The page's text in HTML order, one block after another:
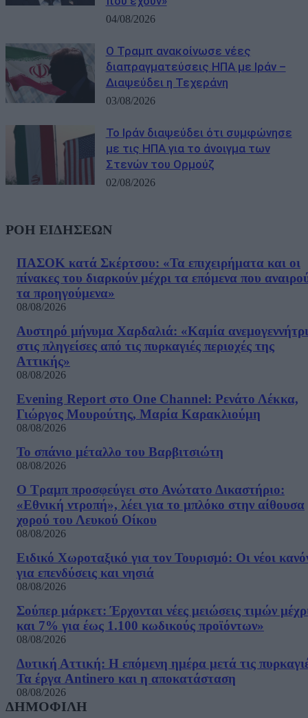
04/08/2026
Ο Τραμπ ανακοίνωσε νέες
διαπραγματεύσεις ΗΠΑ με Ιράν –
Διαψεύδει η Τεχεράνη
03/08/2026
Το Ιράν διαψεύδει ότι συμφώνησε
με τις ΗΠΑ για το άνοιγμα των
Στενών του Ορμούζ
02/08/2026
ΡΟΗ ΕΙΔΗΣΕΩΝ
ΠΑΣΟΚ κατά Σκέρτσου: «Τα επιχειρήματα και οι
πίνακες του διαρκούν μέχρι τα επόμενα που
τα προηγούμενα»
08/08/2026
Αυστηρό μήνυμα Χαρδαλιά: «Καμία
στις πληγείσες από τις πυρκαγιές περιοχές της
Αττικής»
08/08/2026
Evening Report στο One Channel: Ρενάτο Λέκκα,
Γιώργος Μουρούτης, Μαρία Καρακλιούμη
08/08/2026
Το σπάνιο μέταλλο του Βαρβιτσιώτη
08/08/2026
Ο Τραμπ προσφεύγει στο Ανώτατο Δικαστήριο:
«Εθνική ντροπή», λέει για το μπλόκο στην αίθουσα
χορού του Λευκού Οίκου
08/08/2026
Ειδικό Χωροταξικό για τον Τουρισμό: Οι νέοι
για επενδύσεις και νησιά
08/08/2026
Σούπερ μάρκετ: Έρχονται νέες μειώσεις τιμών
και 7% για έως 1.100 κωδικούς προϊόντων»
08/08/2026
Δυτική Αττική: Η επόμενη ημέρα μετά τις
Τα έργα Antinero και η αποκατάσταση
08/08/2026
ΔΗΜΟΦΙΛΗ